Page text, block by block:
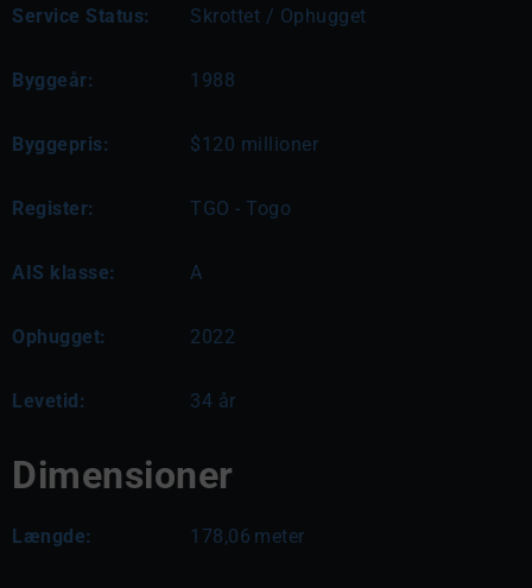
Service Status: Skrottet / Ophugget
Byggeår: 1988
Byggepris: $120 millioner
Register: TGO - Togo
AIS klasse: A
Ophugget: 2022
Levetid: 34 år
Dimensioner
Længde: 178,06 meter